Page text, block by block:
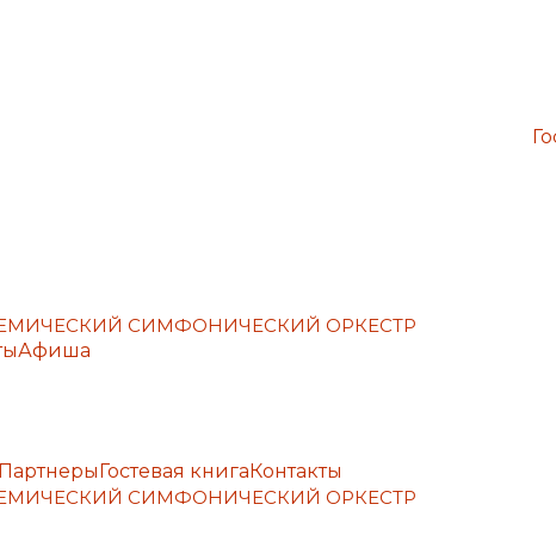
СИМФОНИЧЕСКИЙ ОРКЕСТР
Афиша
Партнеры Гостевая книга Контакты
СИМФОНИЧЕСКИЙ ОРКЕСТР